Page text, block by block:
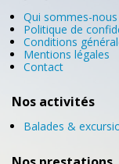
Qui sommes-nous
Politique de
Conditions
Mentions légales
Contact
Nos activités
Balades &